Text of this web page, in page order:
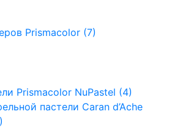
Prismacolor (7)
Prismacolor NuPastel (4)
пастели Caran d’Ache